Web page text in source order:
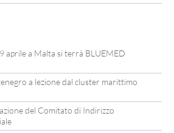
aprile a Malta si terrà BLUEMED
a lezione dal cluster marittimo
del Comitato di Indirizzo